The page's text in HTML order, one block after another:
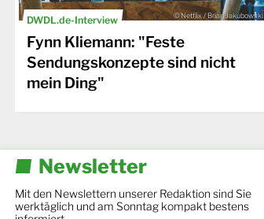
DWDL.de-Interview © Netflix / Brian Jakubowski
Fynn Kliemann: "Feste
Sendungskonzepte sind nicht
mein Ding"
Newsletter
Mit den Newslettern unserer Redaktion sind Sie
werktäglich und am Sonntag kompakt bestens